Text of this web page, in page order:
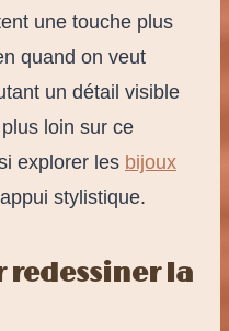
une touche plus
quand on veut
un détail visible
loin sur ce
explorer les bijoux
stylistique.
redessiner la